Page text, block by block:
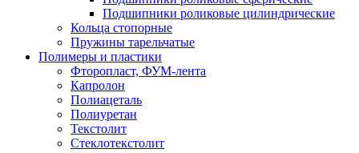
Подшипники роликовые цилиндрические
Кольца стопорные
Пружины тарельчатые
Полимеры и пластики
Фторопласт, ФУМ-лента
Капролон
Полиацеталь
Полиуретан
Текстолит
Стеклотекстолит